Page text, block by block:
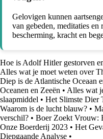
Gelovigen kunnen
van gebeden, meditaties
bescherming, kracht en
Hoe is Adolf Hitler gestorven
Alles wat je moet weten over
Diep is de Atlantische Oceaan
Oceanen en Zeeën • Alles wat
slaapmiddel • Het Slimste Dier
Waarom is de lucht blauw? •
verschil? • Boer Zoekt Vrouw:
Onze Boerderij 2023 • Het
Diepgaande Analyse •